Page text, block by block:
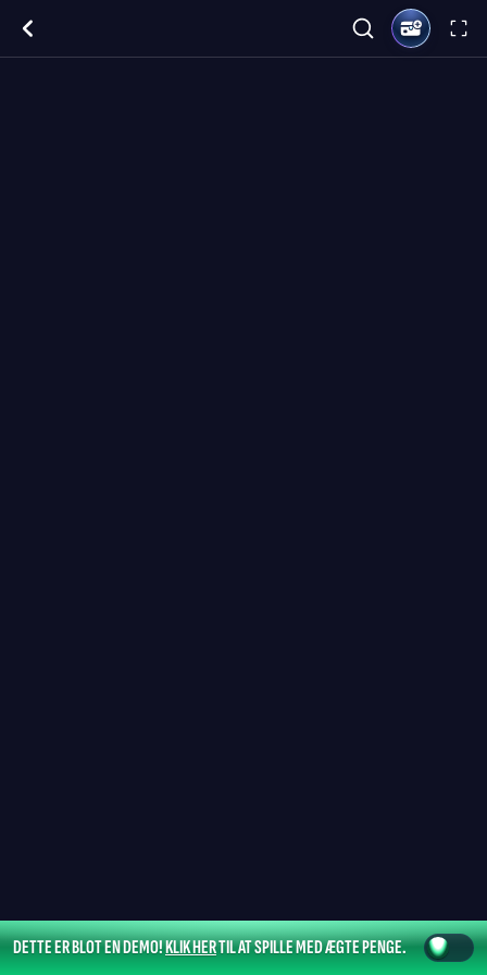
DETTE ER BLOT EN DEMO!KLIK HERTIL AT SPILLE MED ÆGTE PENGE.